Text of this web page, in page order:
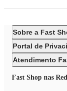
Sobre a Fast
Portal de
Atendimento
Fast Shop nas